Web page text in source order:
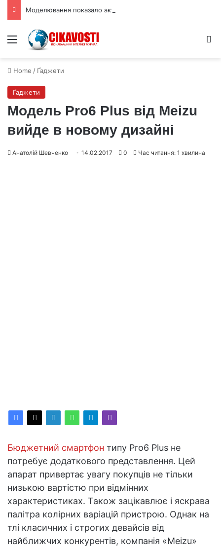
Menu
Home / Ґаджети
Ґаджети
Модель Pro6 Plus від Meizu
вийде в новому дизайні
Анатолій Шевченко 14.02.2017 0 Час читання: 1 хвилина
Бюджетний смартфон типу Pro6 Plus не
потребує додаткового представлення. Цей
апарат привертає увагу покупців не тільки
низькою вартістю при відмінних
характеристиках. Також зацікавлює і яскрава
палітра колірних варіацій пристрою. Однак на
тлі класичних і строгих девайсів від
найближчих конкурентів, компанія «Meizu»